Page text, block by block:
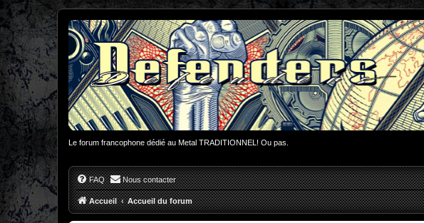
Le forum francophone dédié au Metal TRADITIONNEL! Ou pas.
FAQ Nous contacter
Accueil Accueil du forum